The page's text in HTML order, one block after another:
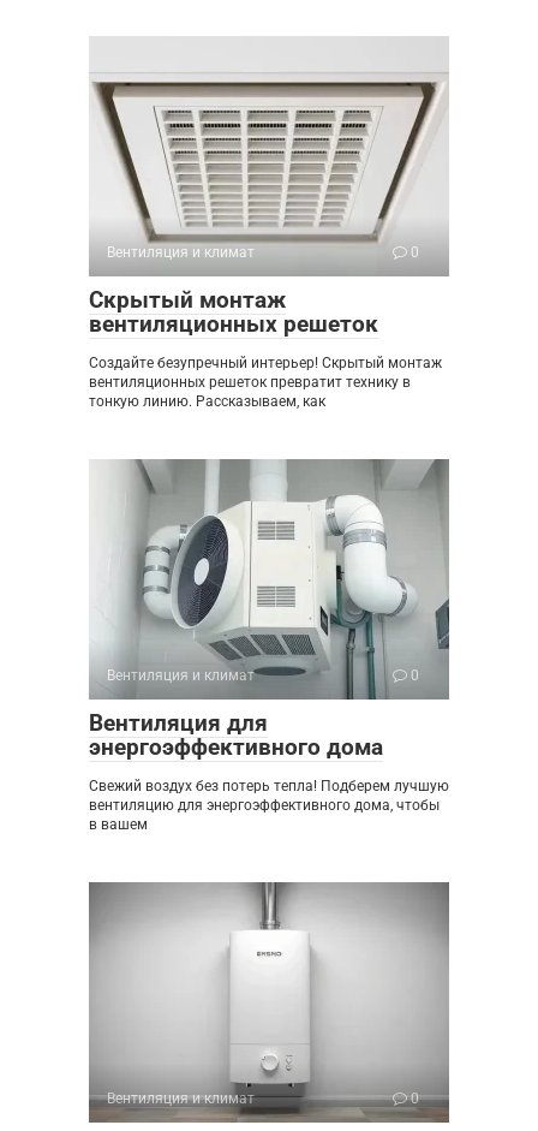
Вентиляция и климат 0
Скрытый монтаж
вентиляционных решеток
Создайте безупречный интерьер! Скрытый монтаж
вентиляционных решеток превратит технику в
тонкую линию. Рассказываем, как
Вентиляция и климат 0
Вентиляция для
энергоэффективного дома
Свежий воздух без потерь тепла! Подберем лучшую
вентиляцию для энергоэффективного дома, чтобы
в вашем
Вентиляция и климат 0